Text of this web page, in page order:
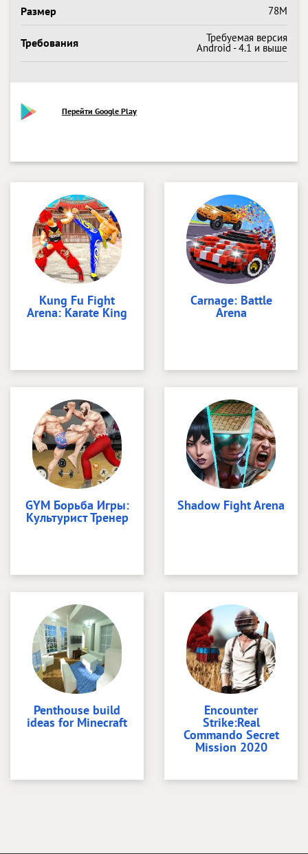
Размер 78M
Требования Требуемая версия
Android - 4.1 и выше
Перейти Google Play
Kung Fu Fight
Arena: Karate King
Carnage: Battle
Arena
GYM Борьба Игры:
Культурист Тренер
Shadow Fight Arena
Penthouse build
ideas for Minecraft
Encounter
Strike:Real
Commando Secret
Mission 2020